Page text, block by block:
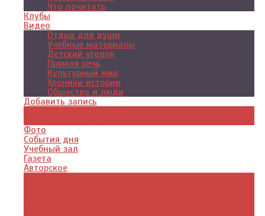
Что почитать
Клубы
Видео
Отдых для души
Учебные материалы
Детский уголок
Прямая речь
Культурный мир
Хроники истории
Общество и люди
Добавить запись
Фото
События дня
Учебный зал
Газета
Авторское